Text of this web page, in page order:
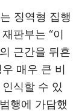
징역형 집행
판부는 “이
근간을 뒤흔
매우 큰 비
식할 수 있
행에 가담했